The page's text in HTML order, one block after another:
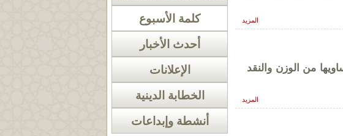
كلمة الأسبوع
أحدث الأخبار
الإعلانات
الخطابة الدينية
أنشطة وإبداعات
المزيد
من الوزن والنقد
المزيد